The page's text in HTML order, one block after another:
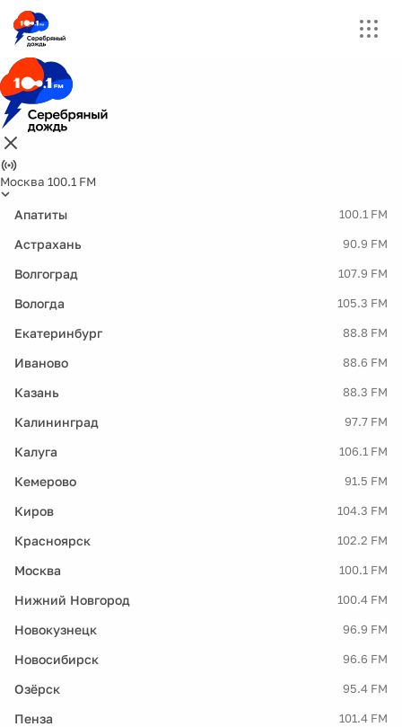
Москва 100.1 FM
Апатиты 100.1 FM
Астрахань 90.9 FM
Волгоград 107.9 FM
Вологда 105.3 FM
Екатеринбург 88.8 FM
Иваново 88.6 FM
Казань 88.3 FM
Калининград 97.7 FM
Калуга 106.1 FM
Кемерово 91.5 FM
Киров 104.3 FM
Красноярск 102.2 FM
Москва 100.1 FM
Нижний Новгород 100.4 FM
Новокузнецк 96.9 FM
Новосибирск 96.6 FM
Озёрск 95.4 FM
Пенза 101.4 FM